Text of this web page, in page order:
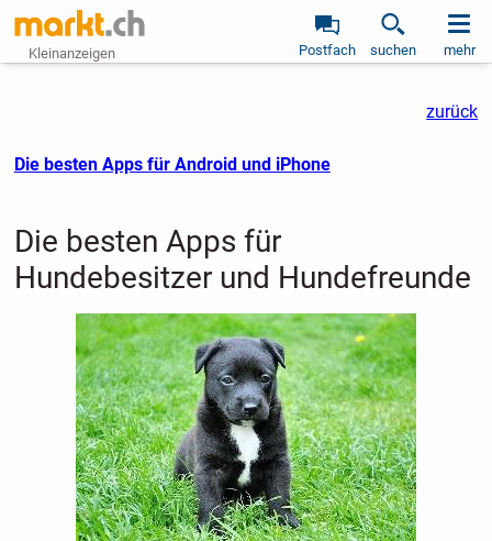
Kleinanzeigen Postfach suchen mehr
zurück
Die besten Apps für Android und iPhone
Die besten Apps für
Hundebesitzer und Hundefreunde